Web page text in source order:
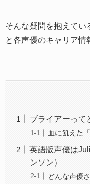
そんな疑問を抱えてい
と各声優のキャリア情
ブライアーって
血に飢えた
英語版声優は
ンソン）
どんな声優